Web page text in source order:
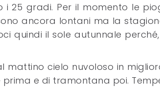
i 25 gradi. Per il momento le
ancora lontani ma la
quindi il sole autunnale
mattino cielo nuvoloso in
e di tramontana poi.